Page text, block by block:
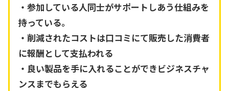
・参加している人同士がサポートしあう仕組みを
持っている。
・削減されたコストは口コミにて販売した消費者
に報酬として支払われる
・良い製品を手に入れることができビジネスチャ
ンスまでもらえる